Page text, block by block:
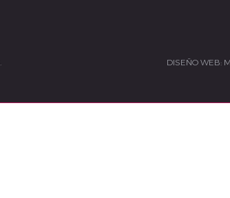
DISEÑO WEB: